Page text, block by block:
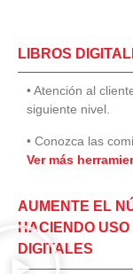
LIBROS
• Atención al
siguiente nivel.
• Conozca las
Ver más
AUMENTE EL
HACIENDO
DIGITALES